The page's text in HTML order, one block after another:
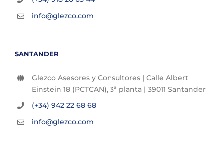
info@glezco.com
SANTANDER
Glezco Asesores y Consultores | Calle Albert
Einstein 18 (PCTCAN), 3ª planta | 39011 Santander
(+34) 942 22 68 68
info@glezco.com